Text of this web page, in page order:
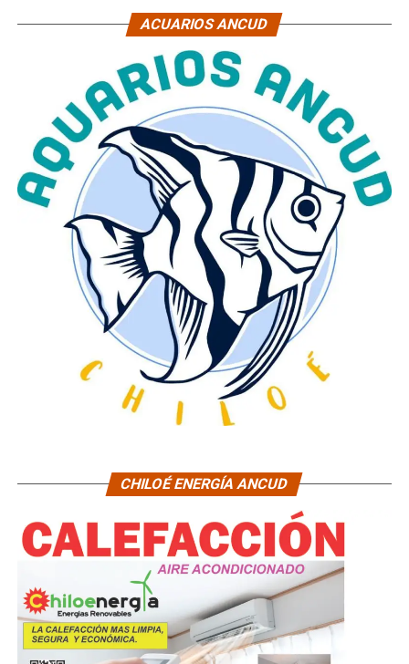
ACUARIOS ANCUD
CHILOÉ ENERGÍA ANCUD